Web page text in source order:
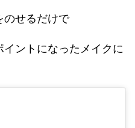
のせるだけで
ントになったメイクに